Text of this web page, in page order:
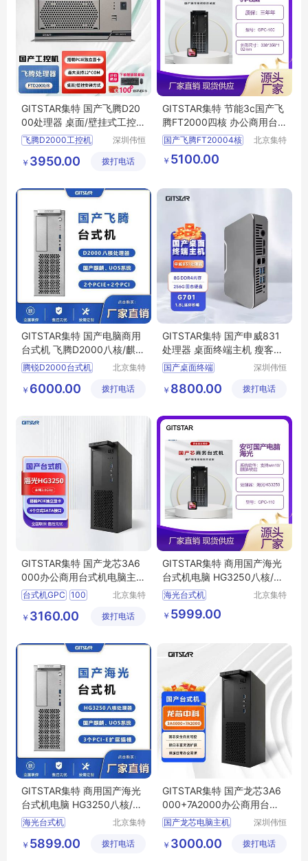
GITSTAR集特 国产飞腾D20
00处理器 桌面/壁挂式工控机
IPC-3200
飞腾D2000工控机
壁挂式飞腾工业计算机
2000工控终端
国产化工业控制主机
深圳伟恒
公司
￥ 3950.00 拨打电话
GITSTAR集特 节能3c国产飞
腾FT2000四核 办公商用台
式机电脑GPC-100
国产飞腾FT20004核
国产飞腾台式机
国产桌面台式机
国产飞腾GPC 100
北京集特
￥ 5100.00
GITSTAR集特 国产电脑商用
台式机 飞腾D2000八核/麒麟
系统
腾锐D2000台式机
国产台式主机电脑
飞腾服务器
北京集特
有限公司
￥ 6000.00 拨打电话
GITSTAR集特 国产申威831
处理器 桌面终端主机 瘦客户
机G701
国产桌面终端
商务 申威自主架构
深圳伟恒
公司
￥ 8800.00 拨打电话
GITSTAR集特 国产龙芯3A6
000办公商用台式机电脑主机
GPC-100
台式机GPC 100
国产龙芯3A60003A6000
北京集特
有限公司
￥ 3160.00 拨打电话
GITSTAR集特 商用国产海光
台式机电脑 HG3250八核/麒
麟系统
海光台式机
国产原装电脑
国产台式主机电脑
北京集特
￥ 5999.00
GITSTAR集特 商用国产海光
台式机电脑 HG3250八核/国
产系统
海光台式机
国产台式主机电脑
北京集特
有限公司
￥ 5899.00 拨打电话
GITSTAR集特 国产龙芯3A6
000+7A2000办公商用台式
机电脑GPC-100
国产龙芯电脑主机
信创办公台式机
深圳伟恒
公司
￥ 3000.00 拨打电话